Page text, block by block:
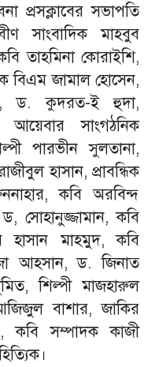
প্রসক্লাবের সভাপতি
সাংবাদিক মাহবুব
তাহমিনা কোরাইশি,
বিএম জামাল হোসেন,
ড. কুদরত-ই হুদা,
সাংগঠনিক
পারভীন সুলতানা,
হাসান, প্রাবন্ধিক
কবি অরবিন্দ
ড, সোহানুজ্জামান, কবি
হাসান মাহমুদ, কবি
আহসান, ড. জিনাত
শিল্পী মাজহারুল
বাশার, জাকির
কবি সম্পাদক কাজী